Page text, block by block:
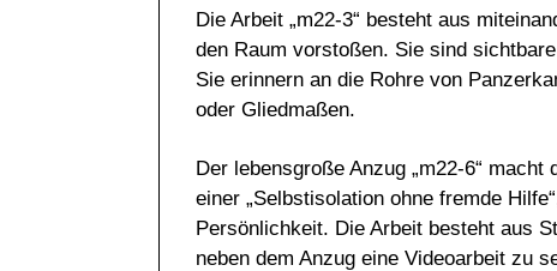
Die Arbeit „m22-3“ besteht aus
den Raum vorstoßen. Sie sind
Sie erinnern an die Rohre von
oder Gliedmaßen.
Der lebensgroße Anzug „m22-6“
einer „Selbstisolation ohne fremde
Persönlichkeit. Die Arbeit besteht aus
neben dem Anzug eine Videoarbeit zu